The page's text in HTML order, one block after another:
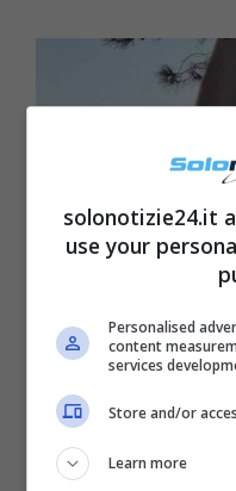
solonotizie24.it
use your
Personalised
content
services
Store and/or
Learn more